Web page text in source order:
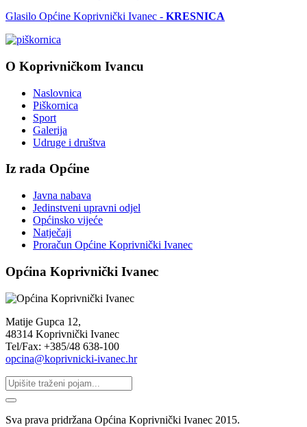
Glasilo Općine Koprivnički Ivanec - KRESNICA
O Koprivničkom Ivancu
Naslovnica
Piškornica
Sport
Galerija
Udruge i društva
Iz rada Općine
Javna nabava
Jedinstveni upravni odjel
Općinsko vijeće
Natječaji
Proračun Općine Koprivnički Ivanec
Općina Koprivnički Ivanec
Matije Gupca 12,
48314 Koprivnički Ivanec
Tel/Fax: +385/48 638-100
opcina@koprivnicki-ivanec.hr
Sva prava pridržana Općina Koprivnički Ivanec 2015.